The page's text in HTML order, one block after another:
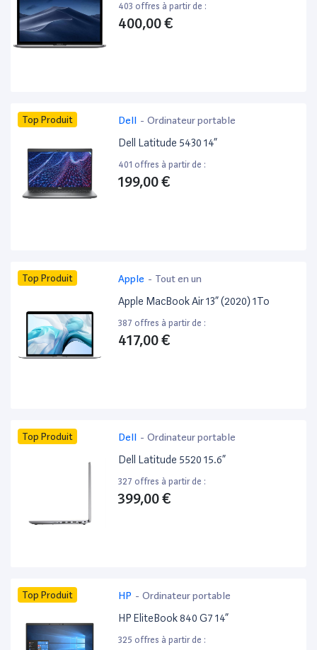
403 offres à partir de :
400,00 €
Top Produit Dell - Ordinateur portable
Dell Latitude 5430 14”
401 offres à partir de :
199,00 €
Top Produit Apple - Tout en un
Apple MacBook Air 13” (2020) 1To
387 offres à partir de :
417,00 €
Top Produit Dell - Ordinateur portable
Dell Latitude 5520 15.6”
327 offres à partir de :
399,00 €
Top Produit HP - Ordinateur portable
HP EliteBook 840 G7 14”
325 offres à partir de :